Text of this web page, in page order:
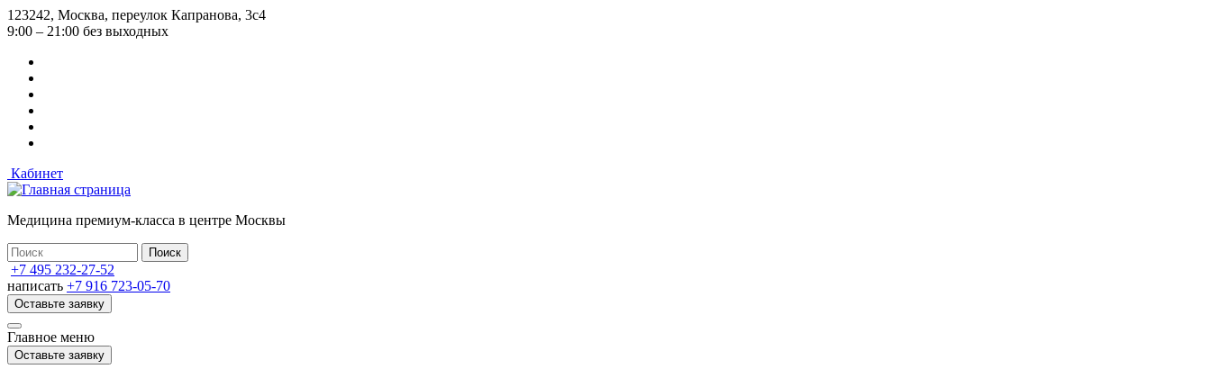
Перейти
к
содержанию
123242, Москва, переулок Капранова, 3с4
9:00 – 21:00 без выходных
Кабинет
Медицина премиум-класса в центре Москвы
+7 495 232-27-52
написать +7 916 723-05-70
Оставьте заявку
Главное меню
Оставьте заявку